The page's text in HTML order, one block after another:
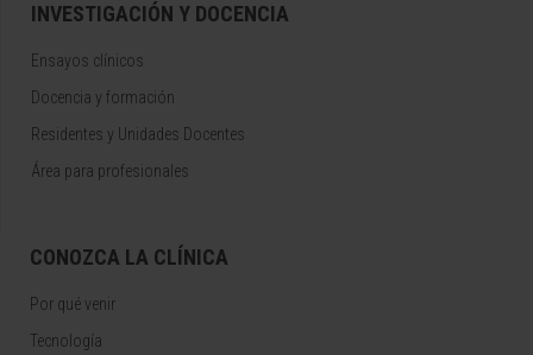
INVESTIGACIÓN Y DOCENCIA
Ensayos clínicos
Docencia y formación
Residentes y Unidades Docentes
Área para profesionales
CONOZCA LA CLÍNICA
Por qué venir
Tecnología